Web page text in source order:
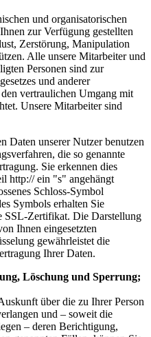
und organisatorischen
zur Verfügung gestellten
Zerstörung, Manipulation
Alle unsere Mitarbeiter und
Personen sind zur
und anderer
vertraulichen Umgang mit
Unsere Mitarbeiter sind
Daten unserer Nutzer benutzen
die so genannte
Sie erkennen dies
http:// ein "s" angehängt
Schloss-Symbol
Symbols erhalten Sie
SSL-Zertifikat. Die Darstellung
Ihnen eingesetzten
gewährleistet die
Ihrer Daten.
Löschung und Sperrung;
über die zu Ihrer Person
und – soweit die
– deren Berichtigung,